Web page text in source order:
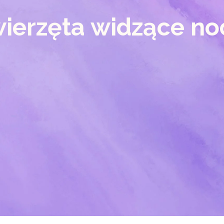
widzące